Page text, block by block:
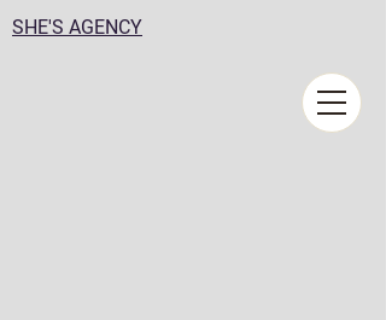
SHE'S AGENCY